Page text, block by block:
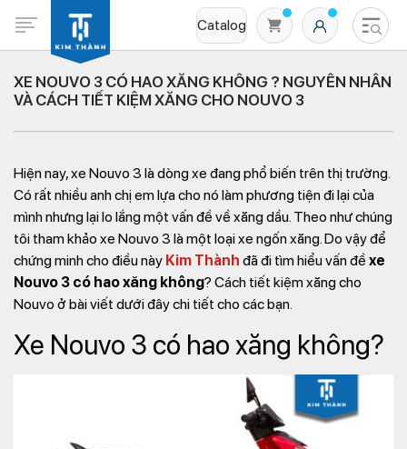
Catalog
Không có sản phẩm nào trong giỏ hàng
XE NOUVO 3 CÓ HAO XĂNG KHÔNG ? NGUYÊN NHÂN
VÀ CÁCH TIẾT KIỆM XĂNG CHO NOUVO 3
Hiện nay, xe Nouvo 3 là dòng xe đang phổ biến trên thị trường.
Có rất nhiều anh chị em lựa cho nó làm phương tiện đi lại của
mình nhưng lại lo lắng một vấn đề về xăng dầu. Theo như chúng
tôi tham khảo xe Nouvo 3 là một loại xe ngốn xăng. Do vậy để
chứng minh cho điều này Kim Thành đã đi tìm hiểu vấn đề xe
Nouvo 3 có hao xăng không? Cách tiết kiệm xăng cho
Nouvo ở bài viết dưới đây chi tiết cho các bạn.
Xe Nouvo 3 có hao xăng không?